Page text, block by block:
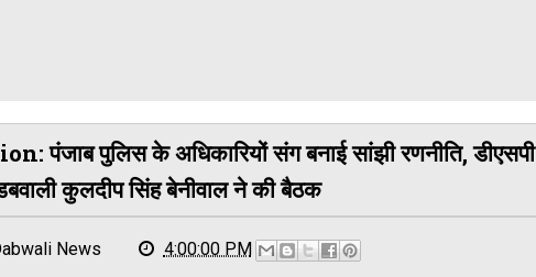
पुलिस के अधिकारियों संग बनाई सांझी रणनीति, डीएसपी
कुलदीप सिंह बेनीवाल ने की बैठक
News 4:00:00 PM